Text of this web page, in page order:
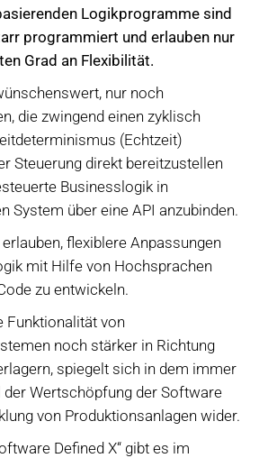
Logikprogramme sind
programmiert und erlauben nur
Grad an Flexibilität.
nur noch
die zwingend einen zyklisch
(Echtzeit)
Steuerung direkt bereitzustellen
Businesslogik in
System über eine API anzubinden.
flexiblere Anpassungen
mit Hilfe von Hochsprachen
zu entwickeln.
Funktionalität von
noch stärker in Richtung
spiegelt sich in dem immer
der Wertschöpfung der Software
von Produktionsanlagen wider.
Defined X“ gibt es im